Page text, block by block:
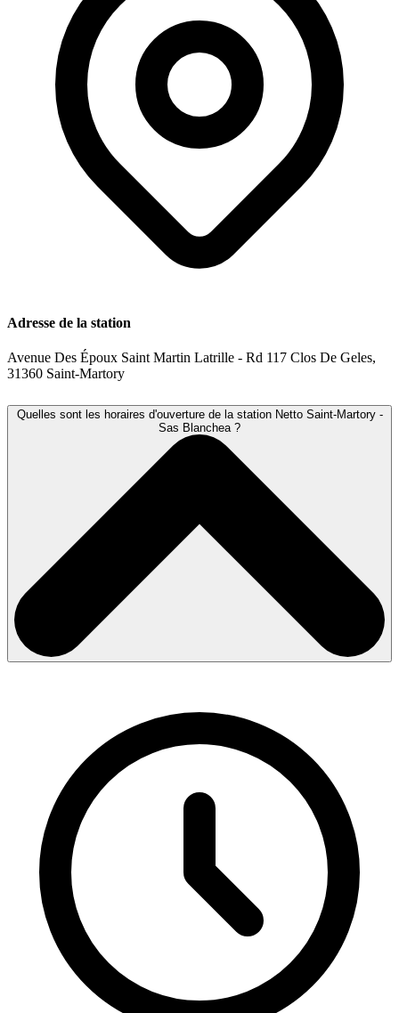
Adresse de la station
Avenue Des Époux Saint Martin Latrille - Rd 117 Clos De Geles,
31360 Saint-Martory
Quelles sont les horaires d'ouverture de la station Netto Saint-Martory -
Sas Blanchea ?